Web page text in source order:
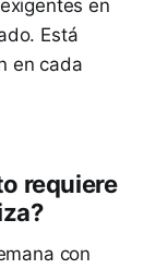
en
Está
en cada
requiere
con